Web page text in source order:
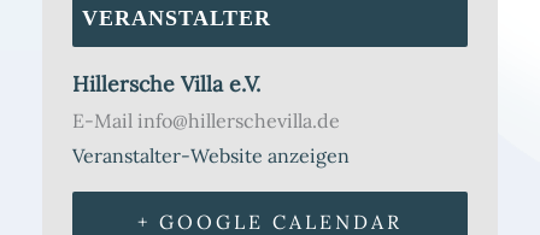
VERANSTALTER
Hillersche Villa e.V.
E-Mail info@hillerschevilla.de
Veranstalter-Website anzeigen
+ GOOGLE CALENDAR